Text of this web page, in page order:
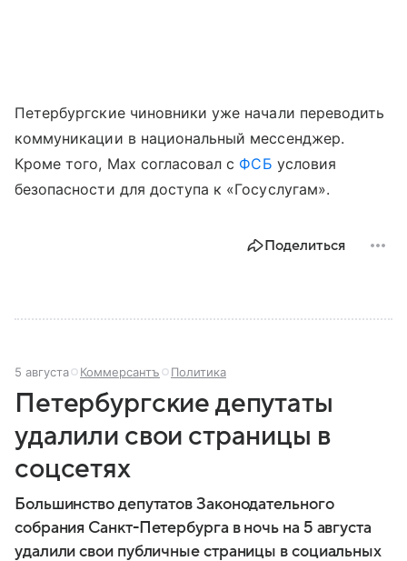
Петербургские чиновники уже начали переводить
коммуникации в национальный мессенджер.
Кроме того, Max согласовал с ФСБ условия
безопасности для доступа к «Госуслугам».
Поделиться
5 августа Коммерсантъ Политика
Петербургские депутаты
удалили свои страницы в
соцсетях
Большинство депутатов Законодательного
собрания Санкт-Петербурга в ночь на 5 августа
удалили свои публичные страницы в социальных